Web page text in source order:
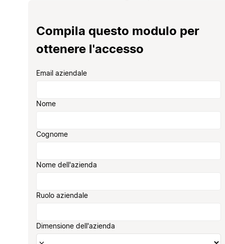
Compila questo modulo per
ottenere l'accesso
Email aziendale
Nome
Cognome
Nome dell'azienda
Ruolo aziendale
Dimensione dell'azienda